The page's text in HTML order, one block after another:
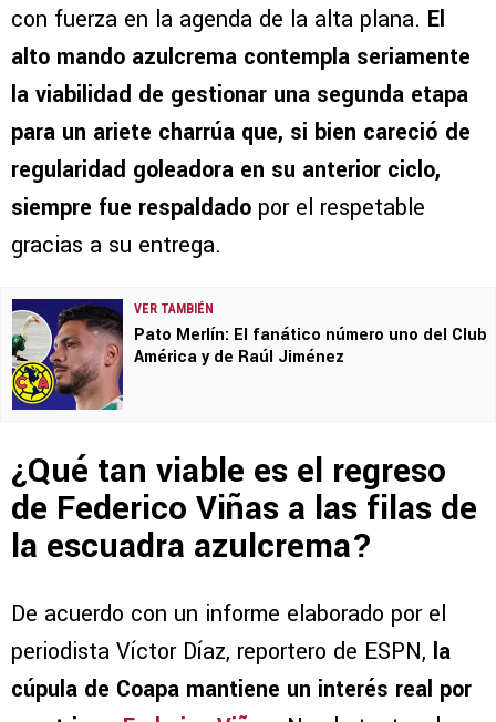
con fuerza en la agenda de la alta plana. El
alto mando azulcrema contempla seriamente
la viabilidad de gestionar una segunda etapa
para un ariete charrúa que, si bien careció de
regularidad goleadora en su anterior ciclo,
siempre fue respaldado por el respetable
gracias a su entrega.
VER TAMBIÉN
Pato Merlín: El fanático número uno del Club
América y de Raúl Jiménez
¿Qué tan viable es el regreso
de Federico Viñas a las filas de
la escuadra azulcrema?
De acuerdo con un informe elaborado por el
periodista Víctor Díaz, reportero de ESPN, la
cúpula de Coapa mantiene un interés real por